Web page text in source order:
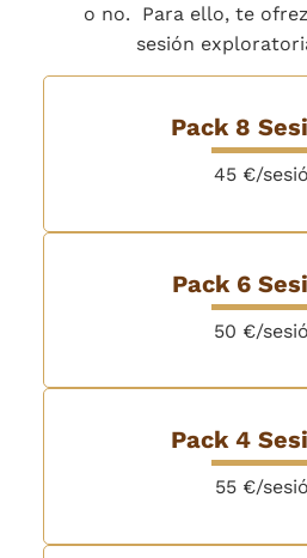
o no. Para ello, te
sesión
Pack 8
45 €/
Pack 6
50 €/
Pack 4
55 €/